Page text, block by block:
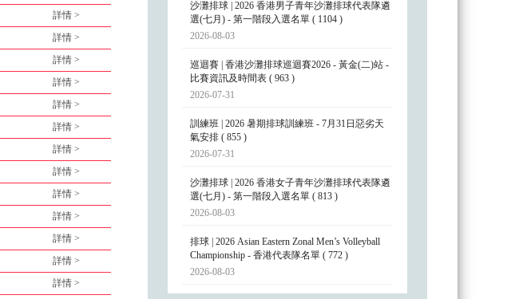
詳情 >
詳情 >
詳情 >
詳情 >
詳情 >
詳情 >
詳情 >
詳情 >
詳情 >
詳情 >
詳情 >
詳情 >
詳情 >
沙灘排球 | 2026 香港男子青年沙灘排球代表隊遴
選(七月) - 第一階段入選名單 ( 1104 )
2026-08-03
巡迴賽 | 香港沙灘排球巡迴賽2026 - 黃金(二)站 -
比賽資訊及時間表 ( 963 )
2026-07-31
訓練班 | 2026 暑期排球訓練班 - 7月31日惡劣天
氣安排 ( 855 )
2026-07-31
沙灘排球 | 2026 香港女子青年沙灘排球代表隊遴
選(七月) - 第一階段入選名單 ( 813 )
2026-08-03
排球 | 2026 Asian Eastern Zonal Men’s Volleyball
Championship - 香港代表隊名單 ( 772 )
2026-08-03